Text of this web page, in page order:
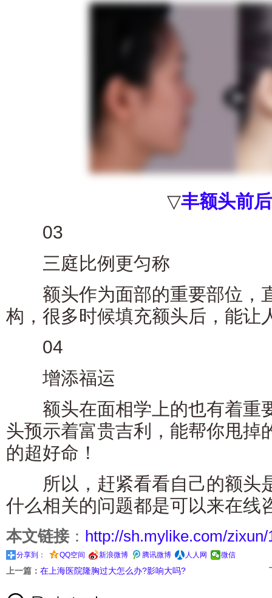
▽丰额头前
03
三庭比例更匀称
额头作为面部的重要部位，
构，很多时候填充额头后，能让
04
增添福运
额头在面相学上的也有着重
头预示着富贵吉利，能帮你甩掉
的超好命！
所以，赶紧看看自己的额头
什么相关的问题都是可以来在线
本文链接： http://sh.mylike.com/
分享到： QQ空间 新浪微博 腾讯微博 人人网 微信
上一篇： 在上海医院隆胸过大怎么办?影响大吗?